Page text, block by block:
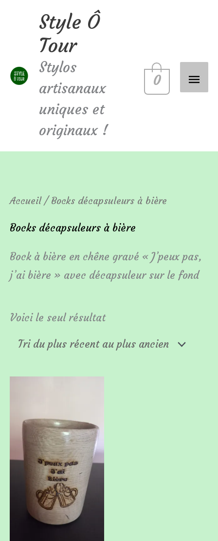
Style Ô
Tour
Stylos
artisanaux
uniques et
originaux !
0
Accueil/ Bocks décapsuleurs à bière
Bocks décapsuleurs à bière
Bock à bière en chêne gravé « J’peux pas,
j’ai bière » avec décapsuleur sur le fond
Voici le seul résultat